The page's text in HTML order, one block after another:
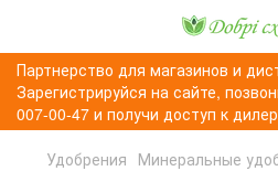
Партнерство для магазинов и
Зарегистрируйся на сайте,
007-00-47 и получи доступ к
Удобрения Минеральные